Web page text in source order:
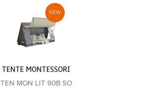
TENTE MONTESSORI
TEN MON LIT 90B SO